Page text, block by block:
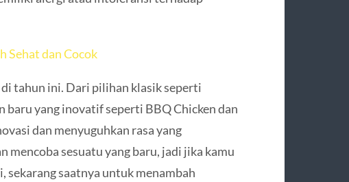
Sehat dan Cocok
tahun ini. Dari pilihan klasik seperti
yang inovatif seperti BBQ Chicken dan
dan menyuguhkan rasa yang
mencoba sesuatu yang baru, jadi jika kamu
sekarang saatnya untuk menambah